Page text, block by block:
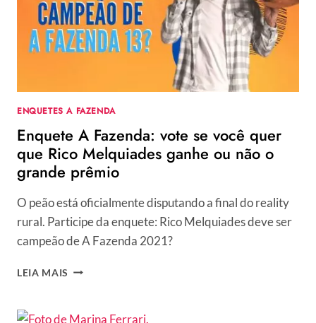
ENQUETES A FAZENDA
Enquete A Fazenda: vote se você quer
que Rico Melquiades ganhe ou não o
grande prêmio
O peão está oficialmente disputando a final do reality
rural. Participe da enquete: Rico Melquiades deve ser
campeão de A Fazenda 2021?
LEIA MAIS ENQUETE
VOTE